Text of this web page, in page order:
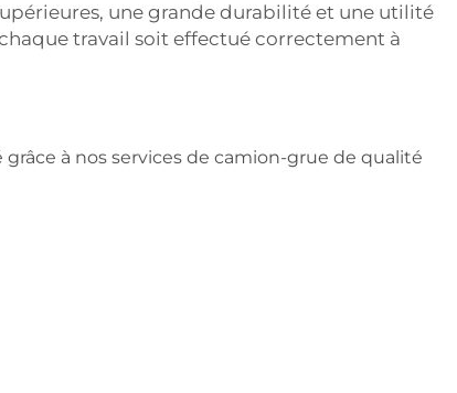
une grande durabilité et une utilité
travail soit effectué correctement à